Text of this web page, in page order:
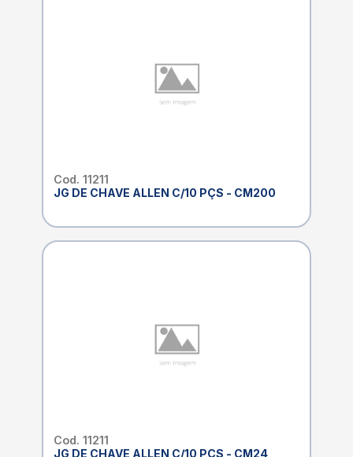
Cod. 11211
JG DE CHAVE ALLEN C/10 PÇS - CM200
Cod. 11211
JG DE CHAVE ALLEN C/10 PÇS - CM24